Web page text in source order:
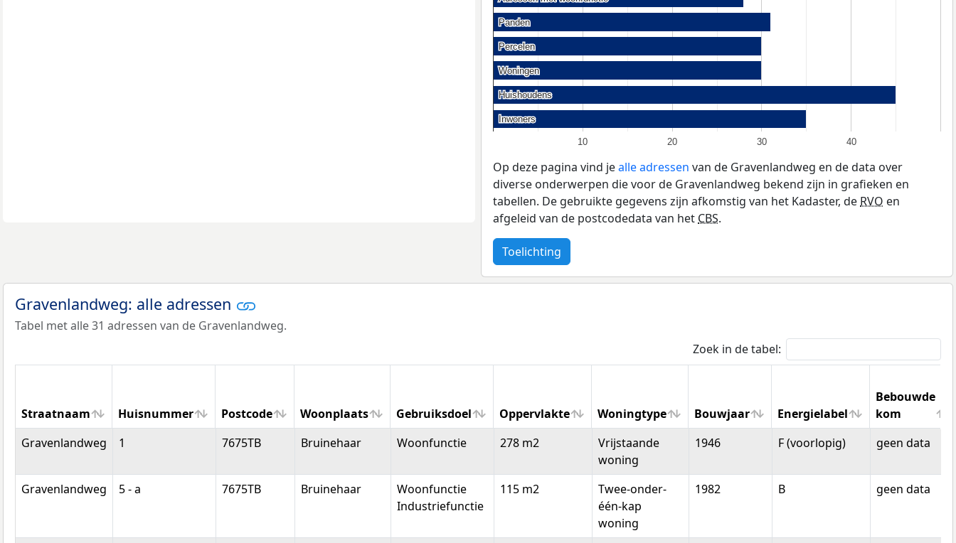
10 20 30 40
Panden
Panden
Percelen
Percelen
Woningen
Woningen
Huishoudens
Huishoudens
Inwoners
Inwoners
Op deze pagina vind jealle adressen van de Gravenlandweg en de data over
diverse onderwerpen die voor de Gravenlandweg bekend zijn in grafieken en
tabellen. De gebruikte gegevens zijn afkomstig van het Kadaster, de RVO en
afgeleid van de postcodedata van het CBS.
Toelichting
Gravenlandweg: alle adressen
Tabel met alle 31 adressen van de Gravenlandweg.
Zoek in de tabel:
Straatnaam Huisnummer Postcode Woonplaats Gebruiksdoel Oppervlakte Woningtype Bouwjaar Energielabel
Bebouwde
kom
Straatnaam
Huisnummer Postcode Woonplaats Gebruiksdoel Oppervlakte Woningtype Bouwjaar Energielabel
Bebouwde
kom
Gravenlandweg 1 7675TB Bruinehaar Woonfunctie 278 m2
Vrijstaande
woning
1946 F (voorlopig) geen data
Gravenlandweg 5 - a 7675TB Bruinehaar
Woonfunctie
Industriefunctie
115 m2
Twee-onder-
één-kap
woning
1982 B geen data